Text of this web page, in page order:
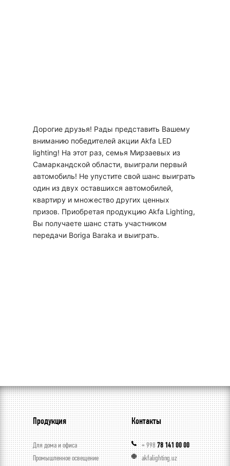
Дорогие друзья! Рады представить Вашему
вниманию победителей акции Akfa LED
lighting! На этот раз, семья Мирзаевых из
Самаркандской области, выиграли первый
автомобиль! Не упустите свой шанс выиграть
один из двух оставшихся автомобилей,
квартиру и множество других ценных
призов. Приобретая продукцию Akfa Lighting,
Вы получаете шанс стать участником
передачи Boriga Baraka и выиграть.
Продукция
Для дома и офиса
Промышленное освещение
Контакты
+ 99878 141 00 00
akfalighting.uz